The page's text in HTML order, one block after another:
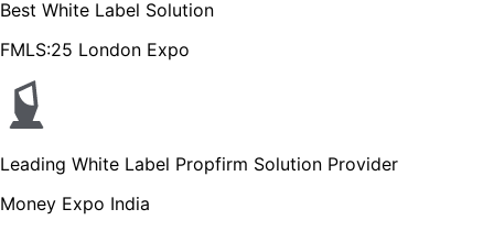
Best White Label Solution
FMLS:25 London Expo
Leading White Label Propfirm Solution Provider
Money Expo India